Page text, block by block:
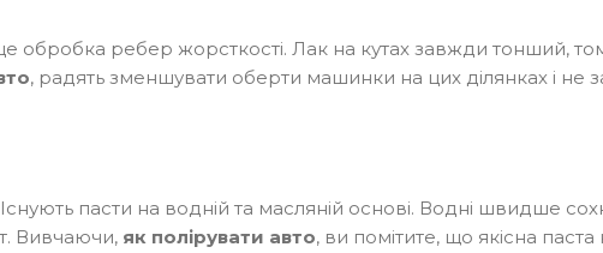
обробка ребер жорсткості. Лак на кутах завжди тонший,
, радять зменшувати оберти машинки на цих ділянках і не
Існують пасти на водній та масляній основі. Водні швидше
Вивчаючи, як полірувати авто, ви помітите, що якісна